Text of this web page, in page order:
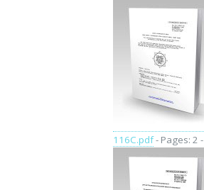
116C.pdf- Pages: 2 -